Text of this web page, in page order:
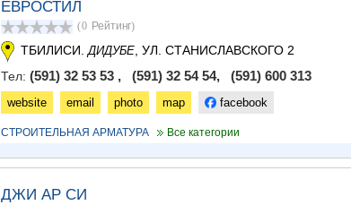
ЕВРОСТИЛ
(0 Рейтинг)
ТБИЛИСИ. ДИДУБЕ , УЛ. СТАНИСЛАВСКОГО 2
Тел: (591) 32 53 53 , (591) 32 54 54, (591) 600 313
website email photo map facebook
СТРОИТЕЛЬНАЯ АРМАТУРА Все категории
ДЖИ АР СИ